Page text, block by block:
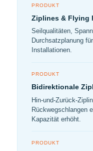
PRODUKT
Ziplines & Flying
Seilqualitäten,
Durchsatzplanung
Installationen.
PRODUKT
Bidirektionale
Hin-und-Zurück-
Rückwegschlangen
Kapazität erhöht.
PRODUKT